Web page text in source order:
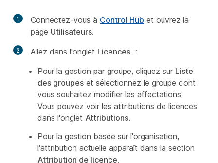
1 Connectez-vous à Control Hub et ouvrez la
page Utilisateurs.
2 Allez dans l'onglet Licences :
Pour la gestion par groupe, cliquez sur Liste
des groupes et sélectionnez le groupe dont
vous souhaitez modifier les affectations.
Vous pouvez voir les attributions de licences
dans l'onglet Attributions.
Pour la gestion basée sur l'organisation,
l'attribution actuelle apparaît dans la section
Attribution de licence.